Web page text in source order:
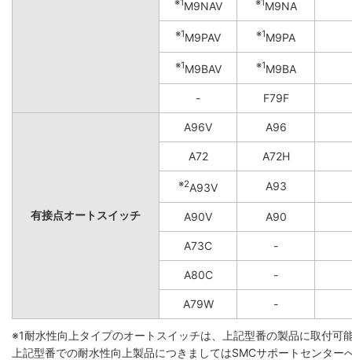
M9NAV M9NA
※1M9PAV ※1M9PA
※1M9BAV ※1M9BA
- F79F
有接点オートスイッチ
A96V A96
A72 A72H
※2A93V A93
A90V A90
A73C -
A80C -
A79W -
※1耐水性向上タイプのオートスイッチは、上記型番の製品に取付
上記型番での耐水性向上製品につきましてはSMCサポートセンター